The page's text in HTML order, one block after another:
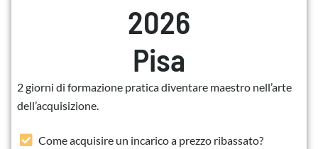
2026
Pisa
2 giorni di formazione pratica diventare maestro nell’arte
dell’acquisizione.
Come acquisire un incarico a prezzo ribassato?